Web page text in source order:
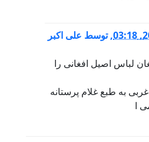
,توسط علی اکبر
لباس اصیل افغانی را
غربی به طبع غلام پرستانه
ا